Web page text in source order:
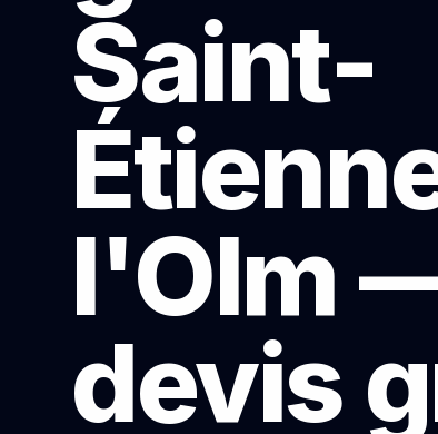
Saint-
l'Olm
devis